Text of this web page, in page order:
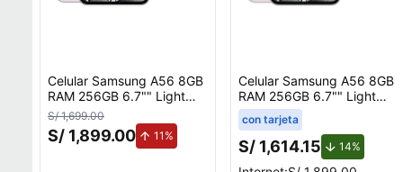
Celular Samsung A56 8GB
RAM 256GB 6.7"" Light
Pink
S/ 1,699.00
S/ 1,899.00 11%
Celular Samsung A56 8GB
RAM 256GB 6.7"" Light
Pink
con tarjeta
S/ 1,614.15 14%